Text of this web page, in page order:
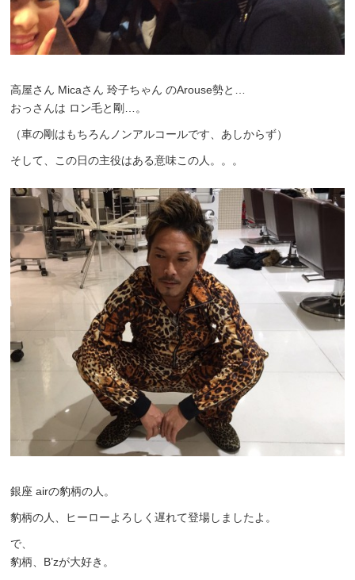
高屋さん Micaさん 玲子ちゃん のArouse勢と…
おっさんは ロン毛と剛…。
（車の剛はもちろんノンアルコールです、あしからず）
そして、この日の主役はある意味この人。。。
銀座 airの豹柄の人。
豹柄の人、ヒーローよろしく遅れて登場しましたよ。
で、
豹柄、B’zが大好き。